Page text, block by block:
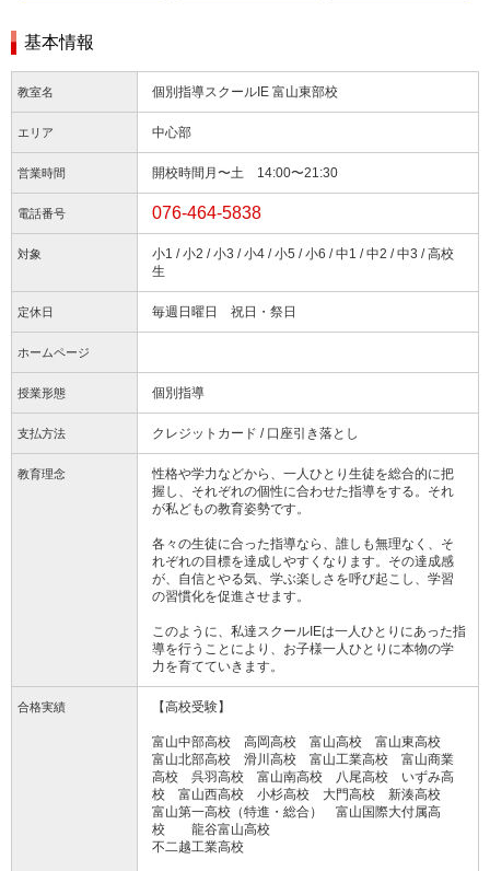
基本情報
教室名 個別指導スクールIE 富山東部校
エリア 中心部
営業時間 開校時間月〜土 14:00〜21:30
電話番号 076-464-5838
対象
小1 / 小2 / 小3 / 小4 / 小5 / 小6 / 中1 / 中2 / 中3 / 高校
生
定休日 毎週日曜日 祝日・祭日
ホームページ
授業形態 個別指導
支払方法 クレジットカード / 口座引き落とし
教育理念
性格や学力などから、一人ひとり生徒を総合的に把
握し、それぞれの個性に合わせた指導をする。それ
が私どもの教育姿勢です。
各々の生徒に合った指導なら、誰しも無理なく、そ
れぞれの目標を達成しやすくなります。その達成感
が、自信とやる気、学ぶ楽しさを呼び起こし、学習
の習慣化を促進させます。
このように、私達スクールIEは一人ひとりにあった指
導を行うことにより、お子様一人ひとりに本物の学
力を育てていきます。
合格実績 【高校受験】
富山中部高校 高岡高校 富山高校 富山東高校
富山北部高校 滑川高校 富山工業高校 富山商業
高校 呉羽高校 富山南高校 八尾高校 いずみ高
校 富山西高校 小杉高校 大門高校 新湊高校
富山第一高校（特進・総合） 富山国際大付属高
校 龍谷富山高校
不二越工業高校